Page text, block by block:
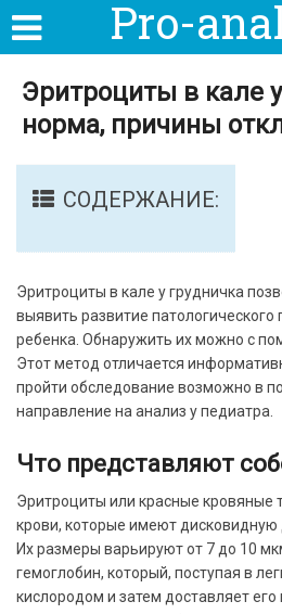
Pro-
Эритроциты в кале
норма, причины
СОДЕРЖАНИЕ:
Эритроциты в кале у грудничка
выявить развитие патологического
ребенка. Обнаружить их можно с
Этот метод отличается
пройти обследование возможно в
направление на анализ у педиатра.
Что представляют
Эритроциты или красные кровяные
крови, которые имеют дисковидную
Их размеры варьируют от 7 до 10
гемоглобин, который, поступая в
кислородом и затем доставляет его